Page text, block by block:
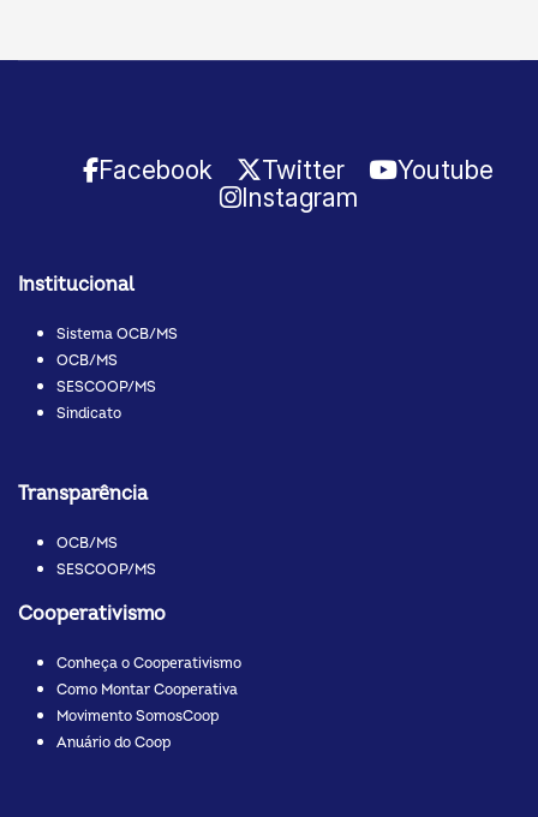
Facebook Twitter
Youtube
Instagram
Institucional
Sistema OCB/MS
OCB/MS
SESCOOP/MS
Sindicato
Transparência
OCB/MS
SESCOOP/MS
Cooperativismo
Conheça o Cooperativismo
Como Montar Cooperativa
Movimento SomosCoop
Anuário do Coop